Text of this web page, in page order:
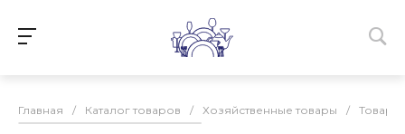
Главная / Каталог товаров / Хозяйственные товары / Товары